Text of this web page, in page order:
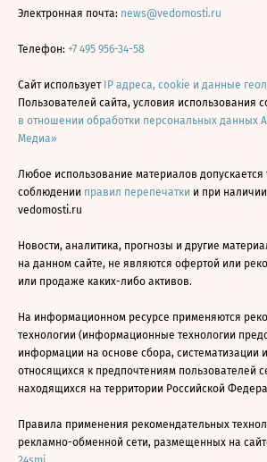
Электронная почта: news@vedomosti.ru
Телефон: +7 495 956-34-58
Сайт использует IP адреса, cookie и данные
Пользователей сайта, условия использования
в отношении обработки персональных данных
Медиа»
Любое использование материалов допускается
соблюдении правил перепечатки и при
vedomosti.ru
Новости, аналитика, прогнозы и другие
на данном сайте, не являются офертой или
или продаже каких-либо активов.
На информационном ресурсе применяются
технологии (информационные технологии
информации на основе сбора, систематизации
относящихся к предпочтениям пользователей
находящихся на территории Российской
Правила применения рекомендательных
рекламно-обменной сети, размещенных на